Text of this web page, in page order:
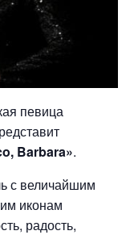
певица
Barbara».
с величайшим
иконам
радость,